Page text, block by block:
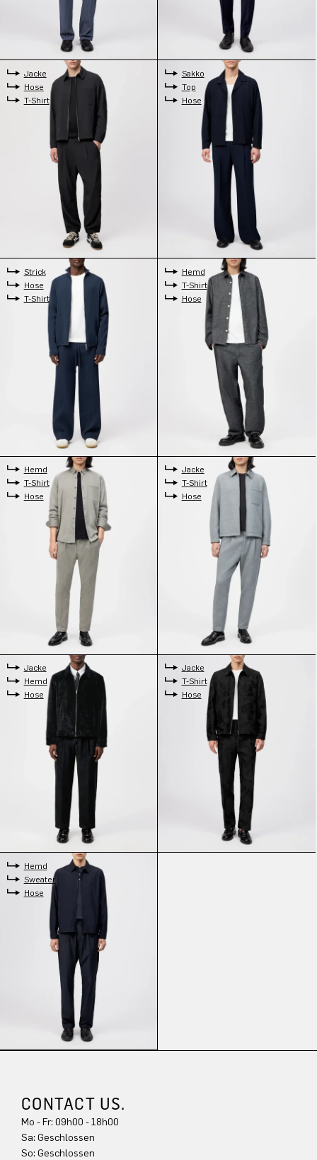
Jacke
Hose
T-Shirt
Sakko
Top
Hose
Strick
Hose
T-Shirt
Hemd
T-Shirt
Hose
Hemd
T-Shirt
Hose
Jacke
T-Shirt
Hose
Jacke
Hemd
Hose
Jacke
T-Shirt
Hose
Hemd
Sweater
Hose
CONTACT US.
Mo - Fr: 09h00 - 18h00
Sa: Geschlossen
So: Geschlossen